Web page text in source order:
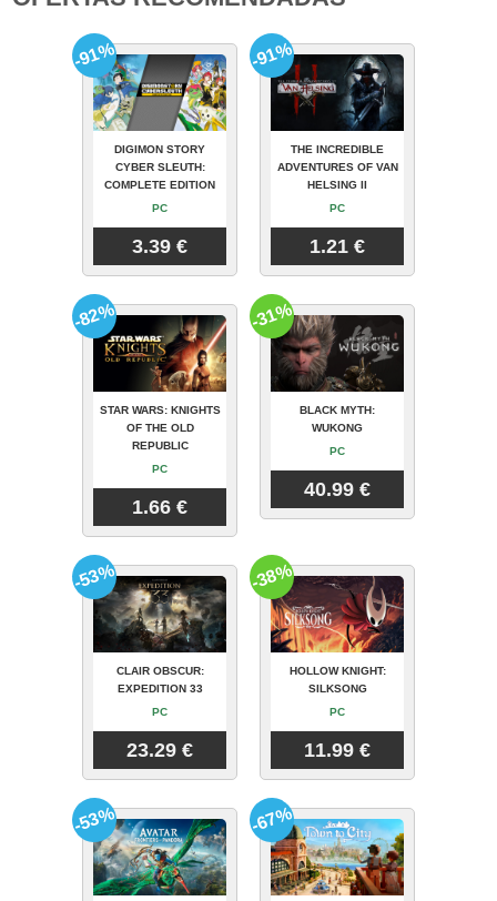
DIGIMON STORY
CYBER SLEUTH:
COMPLETE EDITION
PC
3.39 €
-91%
THE INCREDIBLE
ADVENTURES OF VAN
HELSING II
PC
1.21 €
-91%
STAR WARS: KNIGHTS
OF THE OLD
REPUBLIC
PC
1.66 €
-82%
BLACK MYTH:
WUKONG
PC
40.99 €
-31%
CLAIR OBSCUR:
EXPEDITION 33
PC
23.29 €
-53%
HOLLOW KNIGHT:
SILKSONG
PC
11.99 €
-38%
-53% -67%